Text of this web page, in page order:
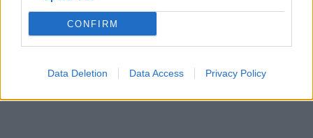
CONFIRM
Data Deletion Data Access Privacy Policy